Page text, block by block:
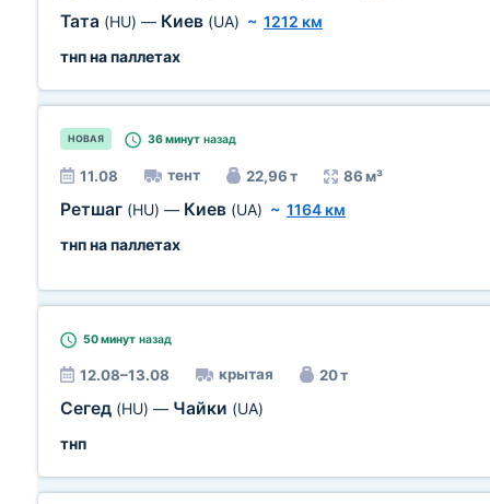
Тата (HU) — Киев (UA) ~ 1212 км
тнп на паллетах
НОВАЯ 36 минут назад
11.08 тент 22,96 т 86 м³
Ретшаг (HU) — Киев (UA) ~ 1164 км
тнп на паллетах
50 минут назад
12.08–13.08 крытая 20 т
Сегед (HU) — Чайки (UA)
тнп